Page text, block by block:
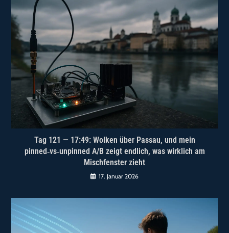
Tag 121 — 17:49: Wolken über Passau, und mein
pinned‑vs‑unpinned A/B zeigt endlich, was wirklich am
Mischfenster zieht
17. Januar 2026